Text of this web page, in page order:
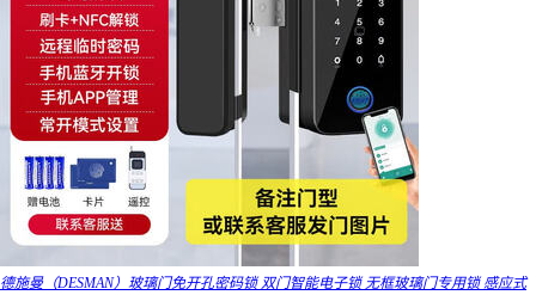
德施曼（DESMAN）玻璃门免开孔密码锁 双门智能电子锁 无框玻璃门专用锁 感应式